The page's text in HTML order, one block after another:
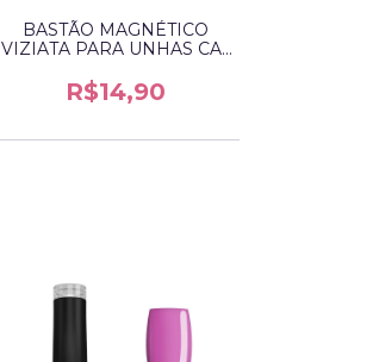
BASTÃO MAGNÉTICO
VIZIATA PARA UNHAS CAT
R$14,90